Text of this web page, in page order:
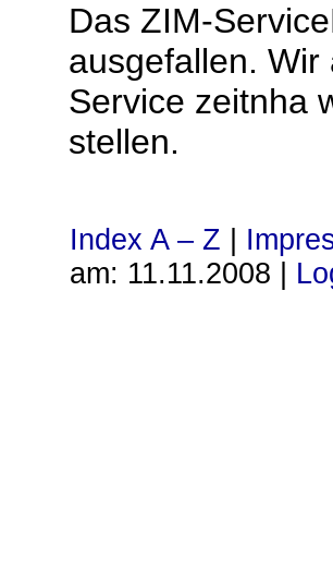
Das ZIM-
ausgefallen.
Service zeitnha
stellen.
Index A – Z
am: 11.11.2008 |